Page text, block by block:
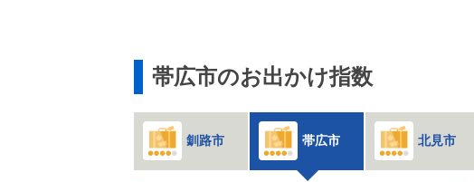
帯広市のお出かけ指数
釧路市 帯広市 北見市